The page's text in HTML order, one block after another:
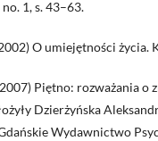
no. 1, s. 43–63.
O umiejętności
Piętno: rozważania o
Dzierżyńska
Wydawnictwo